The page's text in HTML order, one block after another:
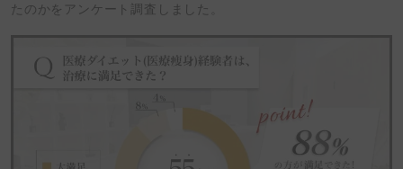
たのかをアンケート調査しました。